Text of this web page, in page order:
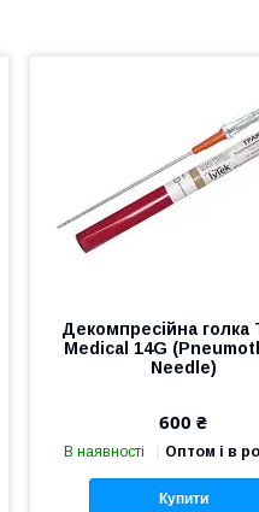
Декомпресійна голка
Medical 14G
Needle)
600 ₴
В наявності Оптом і в
Купити